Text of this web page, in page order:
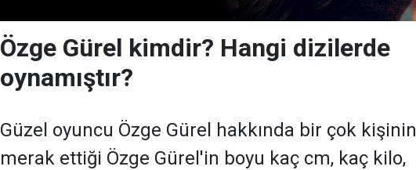
Özge Gürel kimdir? Hangi dizilerde
oynamıştır?
Güzel oyuncu Özge Gürel hakkında bir çok kişinin
merak ettiği Özge Gürel'in boyu kaç cm, kaç kilo,